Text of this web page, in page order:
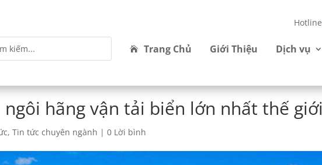
Trang Chủ Giới Thiệu Dịch vụ
ngôi hãng vận tải biển lớn nhất thế giới
,Tin tức chuyên ngành |0 Lời bình